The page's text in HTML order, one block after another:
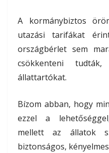
A kormánybiztos
utazási tarifákat
országbérlet sem
csökkenteni
állattartókat.
Bízom abban, hogy
ezzel a
mellett az állatok
biztonságos,